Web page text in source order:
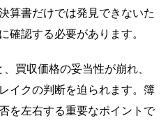
算書だけでは発見できないた
確認する必要があります。
買収価格の妥当性が崩れ、
イクの判断を迫られます。簿
を左右する重要なポイントで